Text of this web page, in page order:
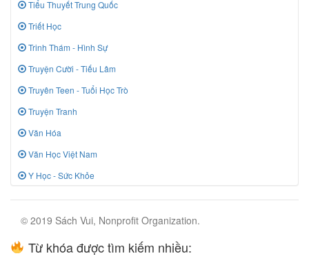
Tiểu Thuyết Trung Quốc
Triết Học
Trinh Thám - Hình Sự
Truyện Cười - Tiếu Lâm
Truyên Teen - Tuổi Học Trò
Truyện Tranh
Văn Hóa
Văn Học Việt Nam
Y Học - Sức Khỏe
© 2019 Sách Vui, Nonprofit Organization.
Từ khóa được tìm kiếm nhiều: